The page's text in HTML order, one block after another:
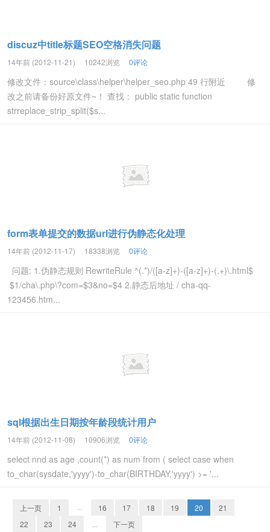
discuz中title标题SEO空格消失问题
14年前 (2012-11-21) 10242浏览 0评论
修改文件：source\class\helper\helper_seo.php 49 行附近 修
改之前请备份好原文件~！ 查找： public static function
strreplace_strip_split($s...
form表单提交的数据url进行伪静态化处理
14年前 (2012-11-17) 18338浏览 0评论
问题: 1.伪静态规则 RewriteRule ^(.*)/([a-z]+)-([a-z]+)-(.+)\.html$
$1/cha\.php\?com=$3&no=$4 2.静态后地址 / cha-qq-
123456.htm...
sql根据出生日期按年龄段统计用户
14年前 (2012-11-08) 10906浏览 0评论
select nnd as age ,count(*) as num from ( select case when
to_char(sysdate,'yyyy')-to_char(BIRTHDAY,'yyyy') >= '...
上一页 1 ··· 16 17 18 19 20
21
22
23 24 下一页